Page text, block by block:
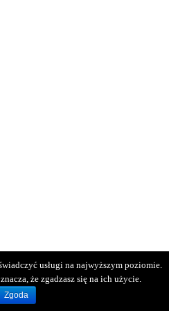
usługi na najwyższym poziomie.
że zgadzasz się na ich użycie.
Zgoda